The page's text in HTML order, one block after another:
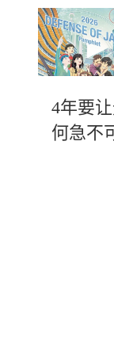
4年要
何急不